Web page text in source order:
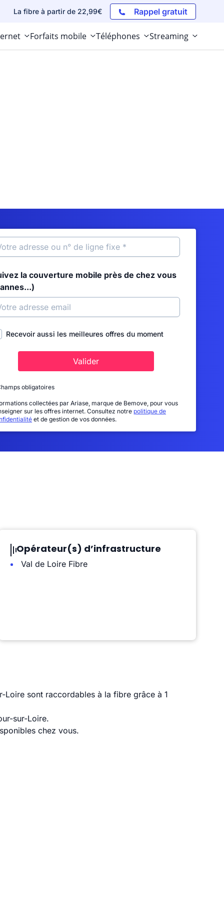
La fibre à partir de 22,99€ Rappel gratuit
Forfaits mobile Téléphones Streaming
la couverture mobile près de chez vous
Recevoir aussi les meilleures offres du moment
Valider
obligatoires
collectées par Ariase, marque de Bemove, pour vous
sur les offres internet. Consultez notre politique de
et de gestion de vos données.
Opérateur(s) d’infrastructure
Val de Loire Fibre
Loire sont raccordables à la fibre grâce à 1
sur-Loire.
chez vous.